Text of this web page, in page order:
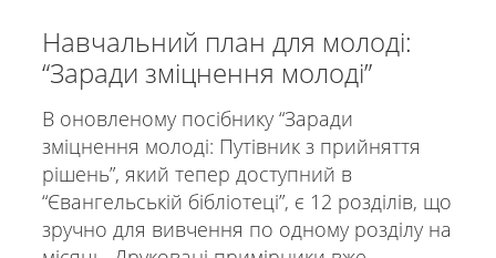
Навчальний план для молоді:
“Заради зміцнення молоді”
В оновленому посібнику “Заради
зміцнення молоді: Путівник з прийняття
рішень”, який тепер доступний в
“Євангельській бібліотеці”, є 12 розділів, що
зручно для вивчення по одному розділу на